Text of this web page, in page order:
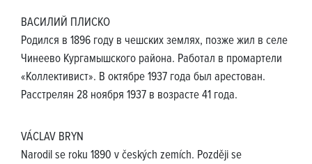
ВАСИЛИЙ ПЛИСКО
Родился в 1896 году в чешских землях, позже жил в селе
Чинеево Кургамышского района. Работал в промартели
«Коллективист». В октябре 1937 года был арестован.
Расстрелян 28 ноября 1937 в возрасте 41 года.
VÁCLAV BRYN
Narodil se roku 1890 v českých zemích. Později se